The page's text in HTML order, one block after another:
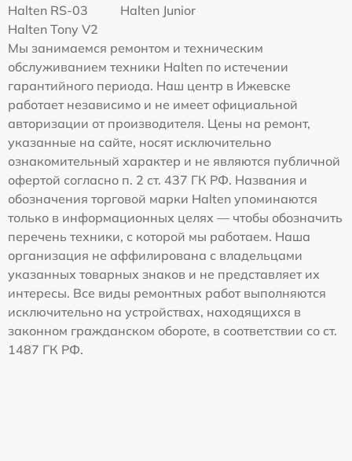
Halten RS-03
Halten Junior
Halten Tony V2
Мы занимаемся ремонтом и техническим
обслуживанием техники Halten по истечении
гарантийного периода. Наш центр в Ижевске
работает независимо и не имеет официальной
авторизации от производителя. Цены на ремонт,
указанные на сайте, носят исключительно
ознакомительный характер и не являются публичной
офертой согласно п. 2 ст. 437 ГК РФ. Названия и
обозначения торговой марки Halten упоминаются
только в информационных целях — чтобы обозначить
перечень техники, с которой мы работаем. Наша
организация не аффилирована с владельцами
указанных товарных знаков и не представляет их
интересы. Все виды ремонтных работ выполняются
исключительно на устройствах, находящихся в
законном гражданском обороте, в соответствии со ст.
1487 ГК РФ.